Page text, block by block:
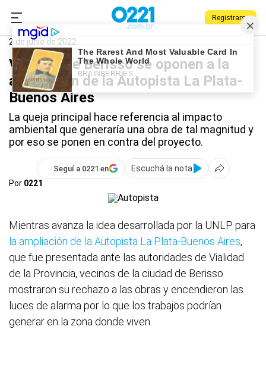
Registrarse
0221.com.ar
Autopista La Plata-Buenos Aires
2 de junio de 2022
Vecinos de Berisso se oponen a la
ampliación de la Autopista La Plata-
Buenos Aires
La queja principal hace referencia al impacto
ambiental que generaría una obra de tal magnitud y
por eso se ponen en contra del proyecto.
Seguí a 0221 en
Escuchá la nota
Por 0221
Mientras avanza la idea desarrollada por la UNLP para
la ampliación de la Autopista La Plata-Buenos Aires,
que fue presentada ante las autoridades de Vialidad
de la Provincia, vecinos de la ciudad de Berisso
mostraron su rechazo a las obras y encendieron las
luces de alarma por lo que los trabajos podrían
generar en la zona donde viven.